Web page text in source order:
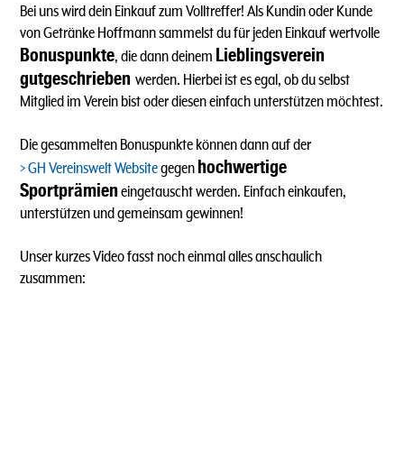
Bei uns wird dein Einkauf zum Volltreffer! Als Kundin oder Kunde
von Getränke Hoffmann sammelst du für jeden Einkauf wertvolle
Bonuspunkte, die dann deinem Lieblingsverein
gutgeschrieben werden. Hierbei ist es egal, ob du selbst
Mitglied im Verein bist oder diesen einfach unterstützen möchtest.
Die gesammelten Bonuspunkte können dann auf der
GH Vereinswelt Websitegegen hochwertige
Sportprämien eingetauscht werden. Einfach einkaufen,
unterstützen und gemeinsam gewinnen!
Unser kurzes Video fasst noch einmal alles anschaulich
zusammen: